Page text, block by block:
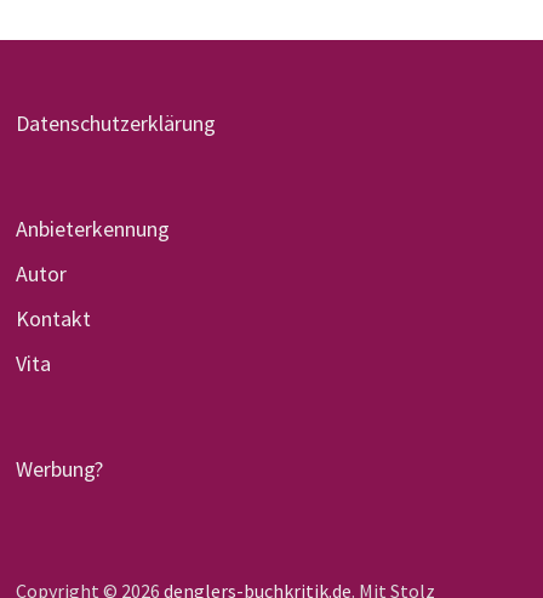
Datenschutzerklärung
Anbieterkennung
Autor
Kontakt
Vita
Werbung?
Copyright © 2026 denglers-buchkritik.de. Mit Stolz